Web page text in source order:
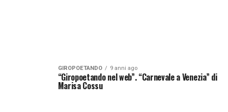
GIROPOETANDO 9 anni ago
“Giropoetando nel web”. “Carnevale a Venezia” di
Marisa Cossu